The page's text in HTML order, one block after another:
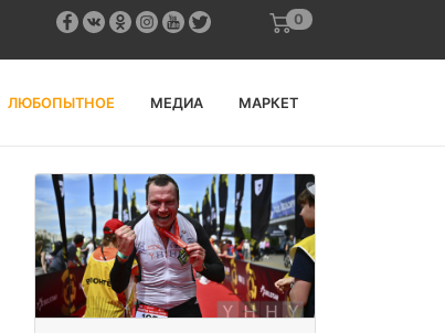
0
ЛЮБОПЫТНОЕ МЕДИА МАРКЕТ